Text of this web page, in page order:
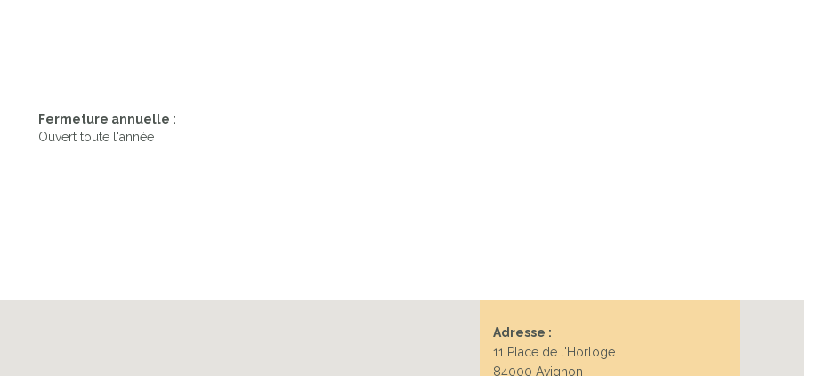
Fermeture annuelle :
Ouvert toute l'année
Adresse :
11 Place de l'Horloge
84000 Avignon